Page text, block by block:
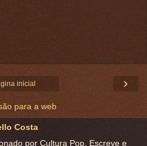
›
inicial
para a web
Costa
por Cultura Pop. Escreve e